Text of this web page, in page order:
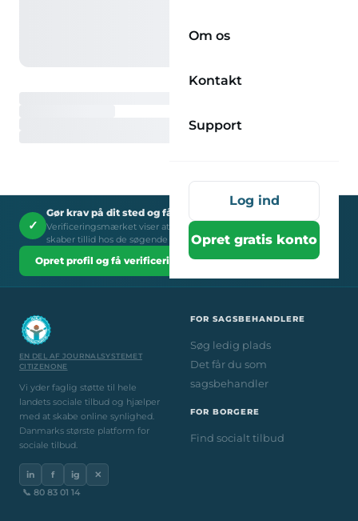
Om os
Kontakt
Support
Log ind
Opret gratis konto
✓
Gør krav på dit sted og få verificeringsmærket
Verificeringsmærket viser at du er et legitimt socialt tilbud - det
skaber tillid hos de søgende brugere.
Opret profil og få verificeringsmærket →
EN DEL AF JOURNALSYSTEMET
CITIZENONE
Vi yder faglig støtte til hele
landets sociale tilbud og hjælper
med at skabe online synlighed.
Danmarks største platform for
sociale tilbud.
in f ig
✕
📞 80 83 01 14
FOR SAGSBEHANDLERE
Søg ledig plads
Det får du som
sagsbehandler
FOR BORGERE
Find socialt tilbud